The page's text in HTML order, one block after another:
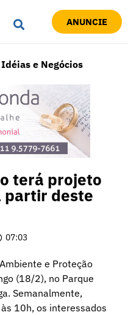
ANUNCIE
Idéias e Negócios
terá projeto
partir deste
07:03
e Proteção
(18/2), no Parque
Semanalmente,
10h, os interessados